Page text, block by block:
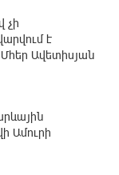
չի
է
Ավետիսյան
Ամուրի